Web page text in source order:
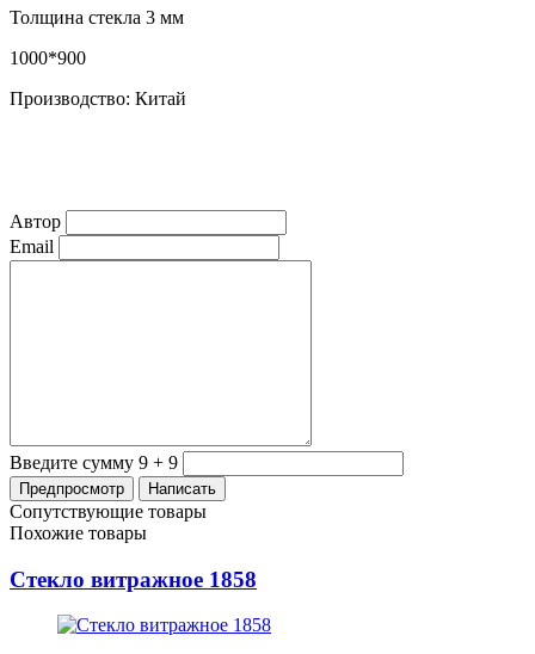
Толщина стекла 3 мм
1000*900
Производство: Китай
Автор
Email
Введите сумму 9 + 9
Сопутствующие товары
Похожие товары
Стекло витражное 1858